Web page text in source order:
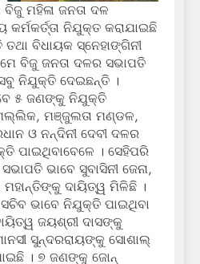
ବିଜୁ ମହିଳା ଜନତା ଦଳ
କର୍ମକର୍ତ୍ତା ନିଯୁକ୍ତ କରାଯାଇଛି
ବିଧାୟକ ସ୍ନେହାଙ୍ଗିନୀ
ବିଜୁ ଜନତା ଦଳର ସଭାପତି
ନିଯୁକ୍ତି ଦେଇଛନ୍ତି ।
୫ ଜଣଙ୍କୁ ନିଯୁକ୍ତି
ମଞ୍ଜୁଲତା ମଣ୍ଡଳ,
ଓ ନନ୍ଦିନୀ ଦେବୀ ଦଳର
ପାଇଥିବାବେଳେ । ସେହିପରି
ଭାବେ ସୁବାସିନୀ ଜେନା,
ମହାନ୍ତିଙ୍କୁ ଦାୟିତ୍ୱ ମିଳିଛି ।
ଭାବେ ନିଯୁକ୍ତି ପାଇଥିବା
ଜୟଶ୍ରୀ ଦାସଙ୍କୁ
ସୁନ୍ଦରରାୟଙ୍କୁ ସୋଶାଲ୍
। ୭ ଜଣଙ୍କୁ ଜୋନ୍